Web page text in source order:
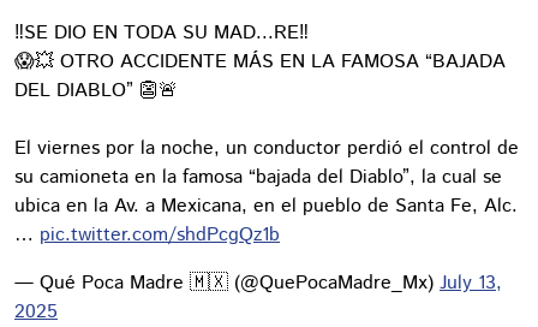
‼SE DIO EN TODA SU MAD...RE‼
😱💥 OTRO ACCIDENTE MÁS EN LA FAMOSA “BAJADA
DEL DIABLO” 👺🚨
El viernes por la noche, un conductor perdió el control de
su camioneta en la famosa “bajada del Diablo”, la cual se
ubica en la Av. a Mexicana, en el pueblo de Santa Fe, Alc.
… pic.twitter.com/shdPcgQz1b
— Qué Poca Madre 🇲🇽 (@QuePocaMadre_Mx) July 13,
2025